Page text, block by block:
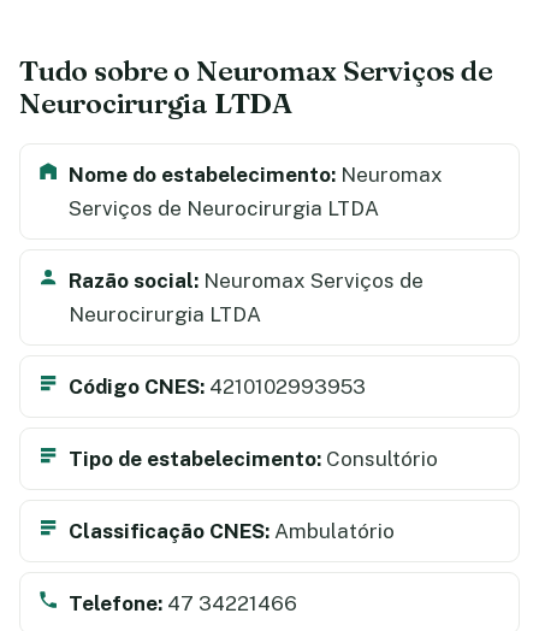
Tudo sobre o Neuromax Serviços de
Neurocirurgia LTDA
Nome do estabelecimento: Neuromax
Serviços de Neurocirurgia LTDA
Razão social: Neuromax Serviços de
Neurocirurgia LTDA
Código CNES: 4210102993953
Tipo de estabelecimento: Consultório
Classificação CNES: Ambulatório
Telefone: 47 34221466